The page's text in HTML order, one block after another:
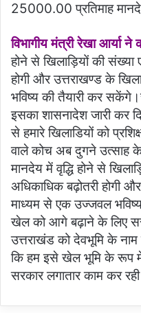
25000.00 प्रतिमाह
विभागीय मंत्री रेखा आर्या ने
होने से खिलाड़ियों की संख्या
होगी और उत्तराखण्ड के
भविष्य की तैयारी कर
इसका शासनादेश जारी कर
से हमारे खिलाडियों को
वाले कोच अब दुगने उत्साह
मानदेय में वृद्धि होने से
अधिकाधिक बढ़ोतरी होगी
माध्यम से एक उज्जवल
खेल को आगे बढ़ाने के लिए
उत्तराखंड को देवभूमि के नाम
कि हम इसे खेल भूमि के रूप
सरकार लगातार काम कर